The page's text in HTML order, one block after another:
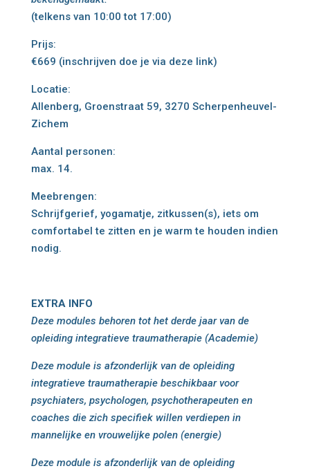
(telkens van 10:00 tot 17:00)
Prijs:
€669 (inschrijven doe je via deze link)
Locatie:
Allenberg, Groenstraat 59, 3270 Scherpenheuvel-
Zichem
Aantal personen:
max. 14.
Meebrengen:
Schrijfgerief, yogamatje, zitkussen(s), iets om
comfortabel te zitten en je warm te houden indien
nodig.
EXTRA INFO
Deze modules behoren tot het derde jaar van de
opleiding integratieve traumatherapie (Academie)
Deze module is afzonderlijk van de opleiding
integratieve traumatherapie beschikbaar voor
psychiaters, psychologen, psychotherapeuten en
coaches die zich specifiek willen verdiepen in
mannelijke en vrouwelijke polen (energie)
Deze module is afzonderlijk van de opleiding